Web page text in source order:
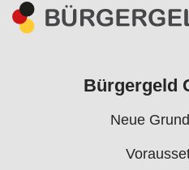
Bürgergeld
Neue